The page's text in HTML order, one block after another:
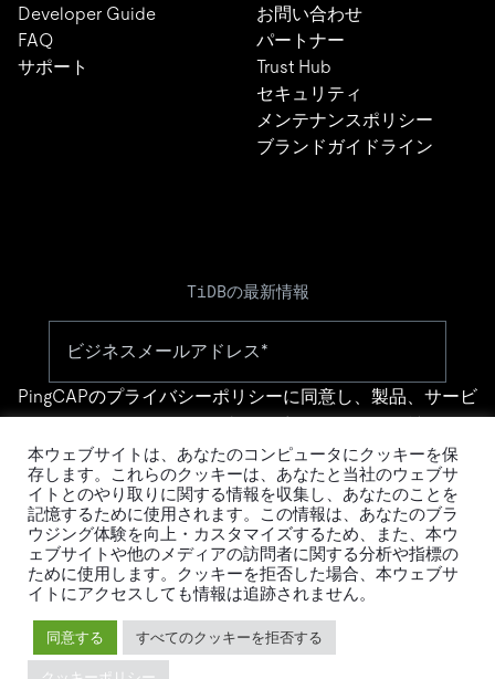
Developer Guide
FAQ
サポート
お問い合わせ
パートナー
Trust Hub
セキュリティ
メンテナンスポリシー
ブランドガイドライン
TiDBの最新情報
PingCAPのプライバシーポリシーに同意し、製品、サービ
す。
© 2026 PingCAP株式会社 - All rights reserved.
Privacy Policy
Legal
本ウェブサイトは、あなたのコンピュータにクッキーを保
存します。これらのクッキーは、あなたと当社のウェブサ
イトとのやり取りに関する情報を収集し、あなたのことを
記憶するために使用されます。この情報は、あなたのブラ
ウジング体験を向上・カスタマイズするため、また、本ウ
ェブサイトや他のメディアの訪問者に関する分析や指標の
ために使用します。クッキーを拒否した場合、本ウェブサ
イトにアクセスしても情報は追跡されません。
同意する すべてのクッキーを拒否する